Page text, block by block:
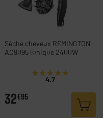
Sèche cheveux REMINGTON
AC9095 ionique 2400W
★★★★★
★★★★★
4.7
32€95